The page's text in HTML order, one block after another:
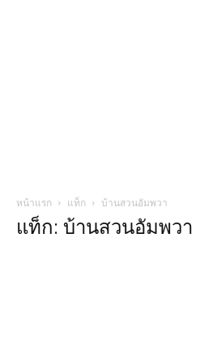
หน้าแรก แท็ก บ้านสวนอัมพวา
แท็ก: บ้านสวนอัมพวา